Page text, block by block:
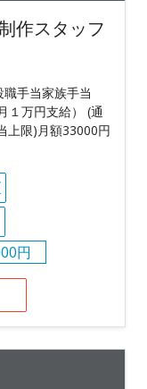
作スタッフ
手当家族手当
１万円支給） (通
上限)月額33000円
円